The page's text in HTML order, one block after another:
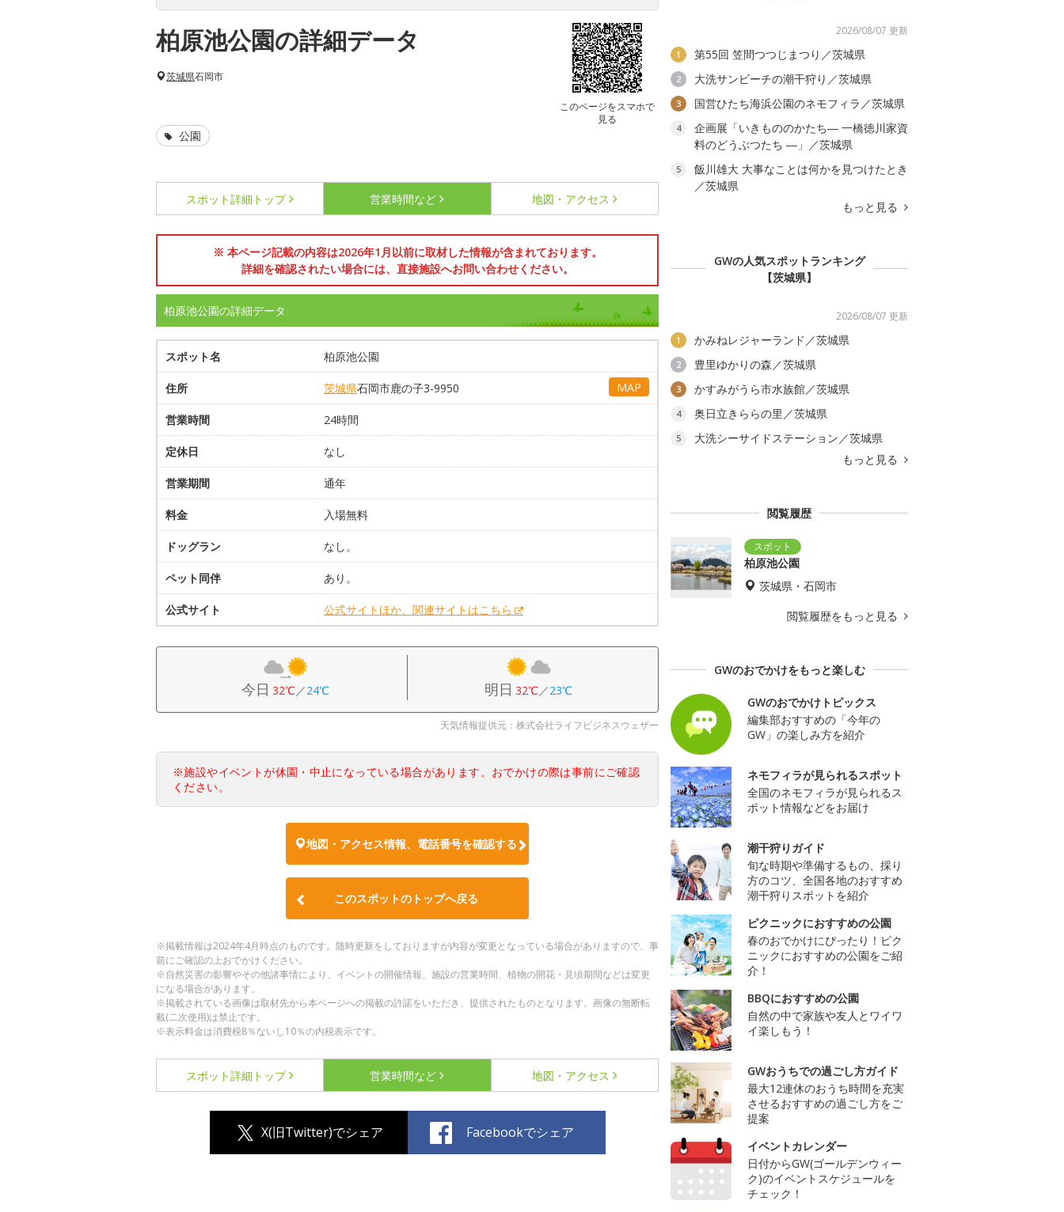
柏原池公園の詳細データ
このページをスマホで
見る
茨城県石岡市
公園
スポット詳細 トップ 営業時間など 地図・アクセス
※ 本ページ記載の内容は2026年1月以前に取材した情報が含まれております。
詳細を確認されたい場合には、直接施設へお問い合わせください。
柏原池公園の詳細データ
スポット名 柏原池公園
住所 茨城県石岡市鹿の子3-9950 MAP
営業時間 24時間
定休日 なし
営業期間 通年
料金 入場無料
ドッグラン なし。
ペット同伴 あり。
公式サイト 公式サイトほか、関連サイトはこちら
今日 32℃／24℃ 明日 32℃／23℃
天気情報提供元：株式会社ライフビジネスウェザー
※施設やイベントが休園・中止になっている場合があります。おでかけの際は事前にご確認
ください。
地図・アクセス情報、電話番号を確認する
このスポットのトップへ戻る
※掲載情報は2024年4月時点のものです。随時更新をしておりますが内容が変更となっている場合がありますので、事
前にご確認の上おでかけください。
※自然災害の影響やその他諸事情により、イベントの開催情報、施設の営業時間、植物の開花・見頃期間などは変更
になる場合があります。
※掲載されている画像は取材先から本ページへの掲載の許諾をいただき、提供されたものとなります。画像の無断転
載(二次使用)は禁止です。
※表示料金は消費税8％ないし10％の内税表示です。
スポット詳細 トップ 営業時間など 地図・アクセス
X(旧Twitter)でシェア Facebookでシェア
2026/08/07 更新
1 第55回 笠間つつじまつり／茨城県
2 大洗サンビーチの潮干狩り／茨城県
3 国営ひたち海浜公園のネモフィラ／茨城県
4
企画展「いきもののかたち― 一橋徳川家資
料のどうぶつたち ―」／茨城県
5
飯川雄大 大事なことは何かを見つけたとき
／茨城県
もっと見る
GWの人気スポットランキング
【茨城県】
2026/08/07 更新
1 かみねレジャーランド／茨城県
2 豊里ゆかりの森／茨城県
3 かすみがうら市水族館／茨城県
4 奥日立きららの里／茨城県
5
大洗シーサイドステーション／茨城県
もっと見る
閲覧履歴
柏原池公園
茨城県・石岡市
閲覧履歴をもっと見る
GWのおでかけをもっと楽しむ
GWのおでかけトピックス
編集部おすすめの「今年の
GW」の楽しみ方を紹介
ネモフィラが見られるスポット
全国のネモフィラが見られるス
ポット情報などをお届け
潮干狩りガイド
旬な時期や準備するもの、採り
方のコツ、全国各地のおすすめ
潮干狩りスポットを紹介
ピクニックにおすすめの公園
春のおでかけにぴったり！ピク
ニックにおすすめの公園をご紹
介！
BBQにおすすめの公園
自然の中で家族や友人とワイワ
イ楽しもう！
GWおうちでの過ごし方ガイド
最大12連休のおうち時間を充実
させるおすすめの過ごし方をご
提案
イベントカレンダー
日付からGW(ゴールデンウィー
ク)のイベントスケジュールを
チェック！